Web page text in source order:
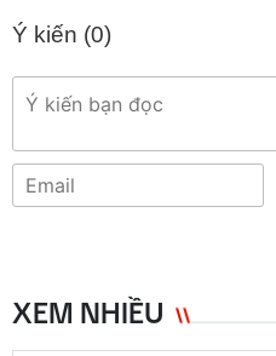
Ý kiến (0)
XEM NHIỀU